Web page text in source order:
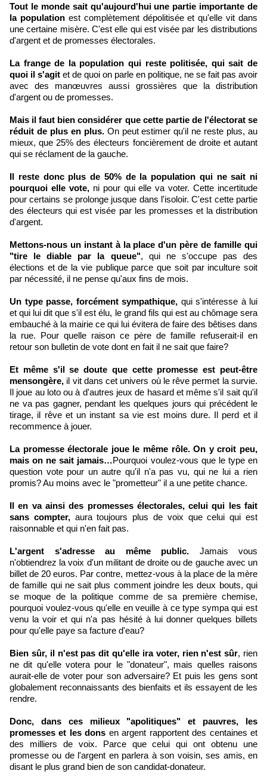
Tout le monde sait qu'aujourd'hui une partie importante de
la population est complètement dépolitisée et qu'elle vit dans
une certaine misère. C'est elle qui est visée par les distributions
d'argent et de promesses électorales.
La frange de la population qui reste politisée, qui sait de
quoi il s'agit et de quoi on parle en politique, ne se fait pas avoir
avec des manœuvres aussi grossières que la distribution
d'argent ou de promesses.
Mais il faut bien considérer que cette partie de l'électorat se
réduit de plus en plus.On peut estimer qu'il ne reste plus, au
mieux, que 25% des électeurs foncièrement de droite et autant
qui se réclament de la gauche.
Il reste donc plus de 50% de la population qui ne sait ni
pourquoi elle vote,ni pour qui elle va voter. Cette incertitude
pour certains se prolonge jusque dans l'isoloir. C'est cette partie
des électeurs qui est visée par les promesses et la distribution
d'argent.
Mettons-nous un instant à la place d'un père de famille qui
"tire le diable par la queue", qui ne s'occupe pas des
élections et de la vie publique parce que soit par inculture soit
par nécessité, il ne pense qu'aux fins de mois.
Un type passe, forcément sympathique, qui s'intéresse à lui
et qui lui dit que s'il est élu, le grand fils qui est au chômage sera
embauché à la mairie ce qui lui évitera de faire des bêtises dans
la rue. Pour quelle raison ce père de famille refuserait-il en
retour son bulletin de vote dont en fait il ne sait que faire?
Et même s'il se doute que cette promesse est peut-être
mensongère, il vit dans cet univers où le rêve permet la survie.
Il joue au loto ou à d'autres jeux de hasard et même s'il sait qu'il
ne va pas gagner, pendant les quelques jours qui précédent le
tirage, il rêve et un instant sa vie est moins dure. Il perd et il
recommence à jouer.
La promesse électorale joue le même rôle. On y croit peu,
mais on ne sait jamais…Pourquoi voulez-vous que le type en
question vote pour un autre qu'il n'a pas vu, qui ne lui a rien
promis? Au moins avec le "prometteur" il a une petite chance.
Il en va ainsi des promesses électorales, celui qui les fait
sans compter,aura toujours plus de voix que celui qui est
raisonnable et qui n'en fait pas.
L'argent s'adresse au même public. Jamais vous
n'obtiendrez la voix d'un militant de droite ou de gauche avec un
billet de 20 euros. Par contre, mettez-vous à la place de la mère
de famille qui ne sait plus comment joindre les deux bouts, qui
se moque de la politique comme de sa première chemise,
pourquoi voulez-vous qu'elle en veuille à ce type sympa qui est
venu la voir et qui n'a pas hésité à lui donner quelques billets
pour qu'elle paye sa facture d'eau?
Bien sûr, il n'est pas dit qu'elle ira voter, rien n'est sûr, rien
ne dit qu'elle votera pour le "donateur", mais quelles raisons
aurait-elle de voter pour son adversaire? Et puis les gens sont
globalement reconnaissants des bienfaits et ils essayent de les
rendre.
Donc, dans ces milieux "apolitiques" et pauvres, les
promesses et les dons en argent rapportent des centaines et
des milliers de voix. Parce que celui qui ont obtenu une
promesse ou de l'argent en parlera à son voisin, ses amis, en
disant le plus grand bien de son candidat-donateur.